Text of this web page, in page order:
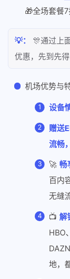
🎁全场套餐
💡：
🎊通过上
优惠，先到先
机场优势与
设备
赠送
流畅
🚀 畅
百内
无缝
📺 解
HBO
地，